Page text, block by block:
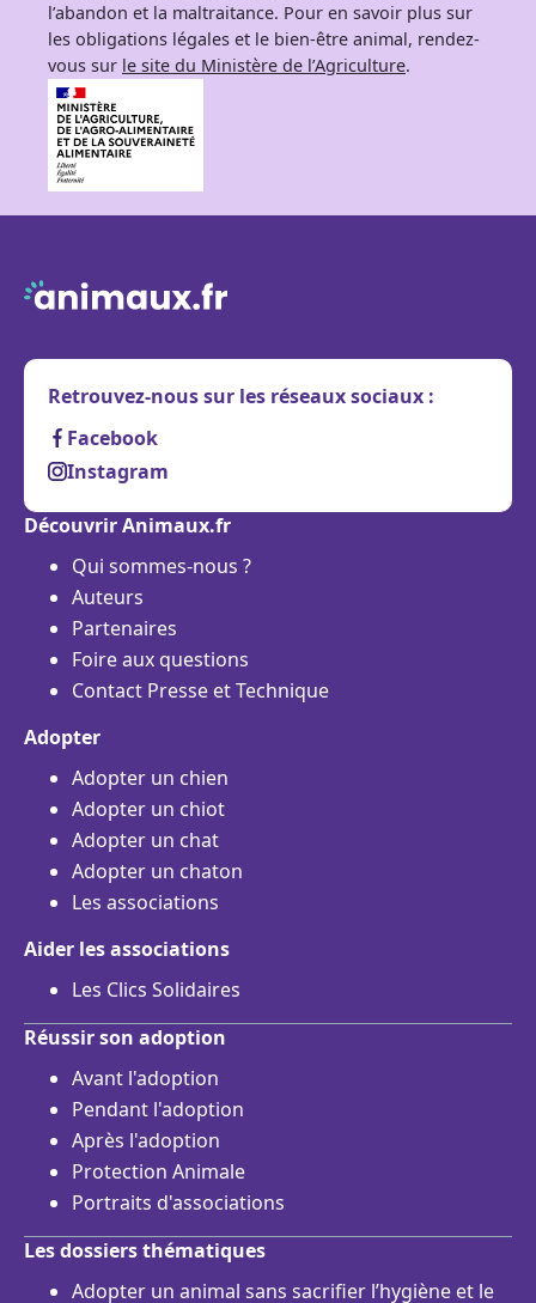
l’abandon et la maltraitance. Pour en savoir plus sur
les obligations légales et le bien-être animal, rendez-
vous sur le site du Ministère de l’Agriculture.
Retrouvez-nous sur les réseaux sociaux :
Facebook
Instagram
Découvrir Animaux.fr
Qui sommes-nous ?
Auteurs
Partenaires
Foire aux questions
Contact Presse et Technique
Adopter
Adopter un chien
Adopter un chiot
Adopter un chat
Adopter un chaton
Les associations
Aider les associations
Les Clics Solidaires
Réussir son adoption
Avant l'adoption
Pendant l'adoption
Après l'adoption
Protection Animale
Portraits d'associations
Les dossiers thématiques
Adopter un animal sans sacrifier l’hygiène et le